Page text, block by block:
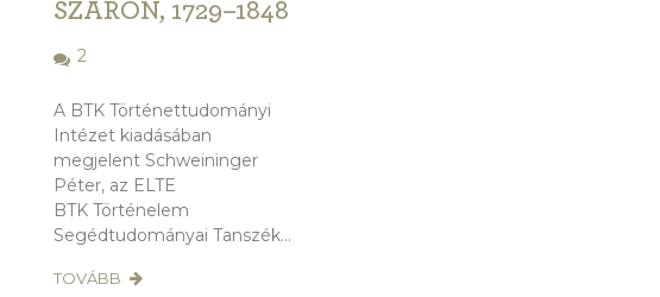
SZÁRON, 1729–1848
2
A BTK Történettudományi
Intézet kiadásában
megjelent Schweininger
Péter, az ELTE
BTK Történelem
Segédtudományai Tanszék...
TOVÁBB